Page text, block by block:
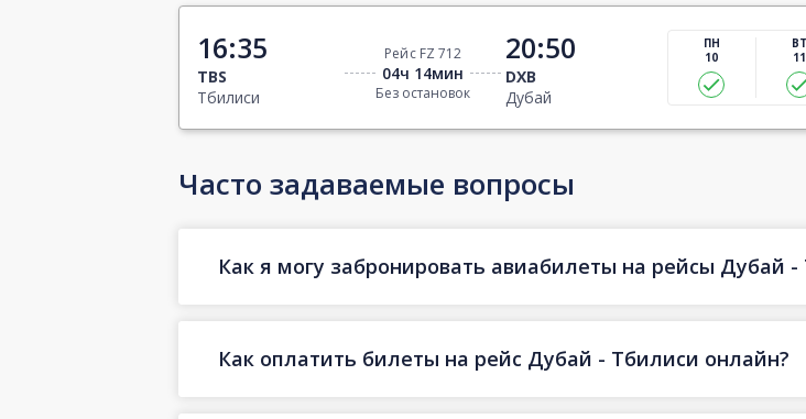
16:35
TBS
Тбилиси
Рейс FZ 712
04ч 14мин
Без остановок
20:50
DXB
Дубай
ПН
10
ВТ
11
Часто задаваемые вопросы
Как я могу забронировать авиабилеты на рейсы Дубай
Как оплатить билеты на рейс Дубай - Тбилиси онлайн?